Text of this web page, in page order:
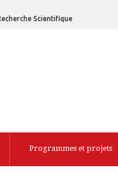
Scientifique
Programmes et projets